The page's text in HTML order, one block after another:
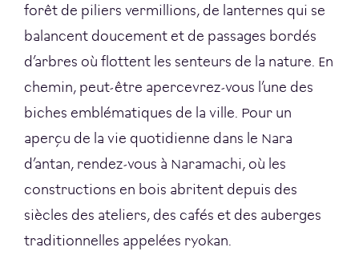
forêt de piliers vermillions, de lanternes qui se
balancent doucement et de passages bordés
d’arbres où flottent les senteurs de la nature. En
chemin, peut-être apercevrez-vous l’une des
biches emblématiques de la ville. Pour un
aperçu de la vie quotidienne dans le Nara
d’antan, rendez-vous à Naramachi, où les
constructions en bois abritent depuis des
siècles des ateliers, des cafés et des auberges
traditionnelles appelées ryokan.